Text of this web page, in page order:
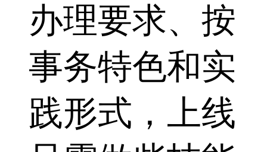
办理要求、按
事务特色和实
践形式，上线